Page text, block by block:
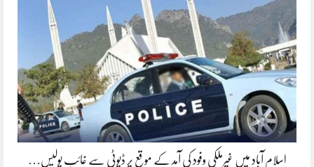
اسلام آباد میں غیرملکی وفود کی آمد کے موقع پر ڈیوٹی سے غائب پولیس…